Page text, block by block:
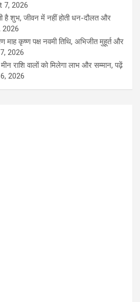
7, 2026
है शुभ, जीवन में नहीं होती धन-दौलत और
2026
कृष्ण पक्ष नवमी तिथि, अभिजीत मुहूर्त और
2026
राशि वालों को मिलेगा लाभ और सम्मान, पढ़ें
2026